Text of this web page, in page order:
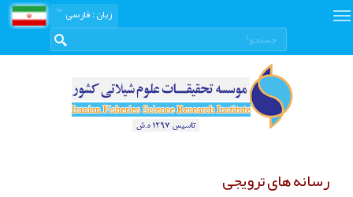
زبان: فارسی
رسانه های ترویجی